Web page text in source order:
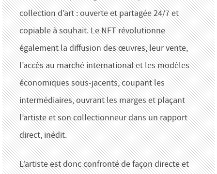
collection d’art : ouverte et partagée 24/7 et
copiable à souhait. Le NFT révolutionne
également la diffusion des œuvres, leur vente,
l’accès au marché international et les modèles
économiques sous-jacents, coupant les
intermédiaires, ouvrant les marges et plaçant
l’artiste et son collectionneur dans un rapport
direct, inédit.
L’artiste est donc confronté de façon directe et